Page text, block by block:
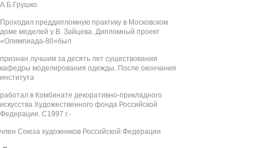
А.Б.Грушко
Проходил преддипломную практику в Московском
доме моделей у В. Зайцева. Дипломный проект
«Олимпиада-80»был
признан лучшим за десять лет существования
кафедры моделирования одежды. После окончания
института
работал в Комбинате декоративно-прикладного
искусства Художественного фонда Российской
Федерации. С1997 г.-
член Союза художников Российской Федерации